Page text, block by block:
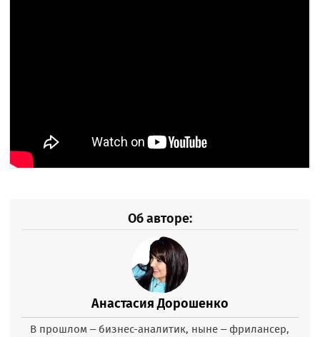
Об авторе:
Анастасия Дорошенко
В прошлом – бизнес-аналитик, ныне – фрилансер,